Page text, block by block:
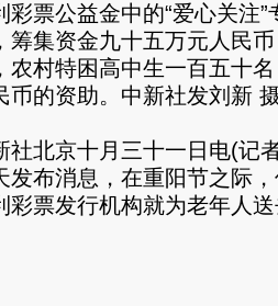
彩票公益金中的“爱心关注
筹集资金九十五万元人民
农村特困高中生一百五十
币的资助。中新社发刘新
京十月三十一日电(记
发布消息，在重阳节之际
彩票发行机构就为老年人